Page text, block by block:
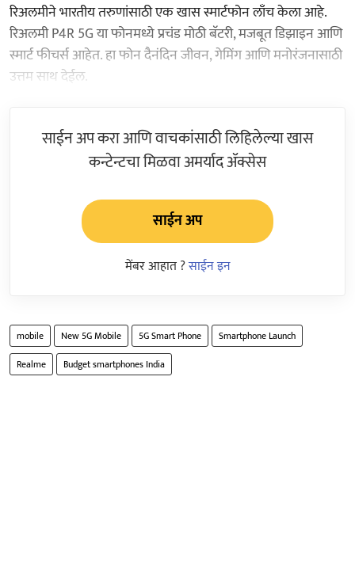
रिअलमीने भारतीय तरुणांसाठी एक खास स्मार्टफोन लाँच केला आहे.
रिअलमी P4R 5G या फोनमध्ये प्रचंड मोठी बॅटरी, मजबूत डिझाइन आणि
स्मार्ट फीचर्स आहेत. हा फोन दैनंदिन जीवन, गेमिंग आणि मनोरंजनासाठी
उत्तम साथ देईल.
साईन अप करा आणि वाचकांसाठी लिहिलेल्या खास
कन्टेन्टचा मिळवा अमर्याद ॲक्सेस
साईन अप
मेंबर आहात ?साईन इन
mobile New 5G Mobile 5G Smart Phone
Smartphone Launch
Realme
Budget smartphones India